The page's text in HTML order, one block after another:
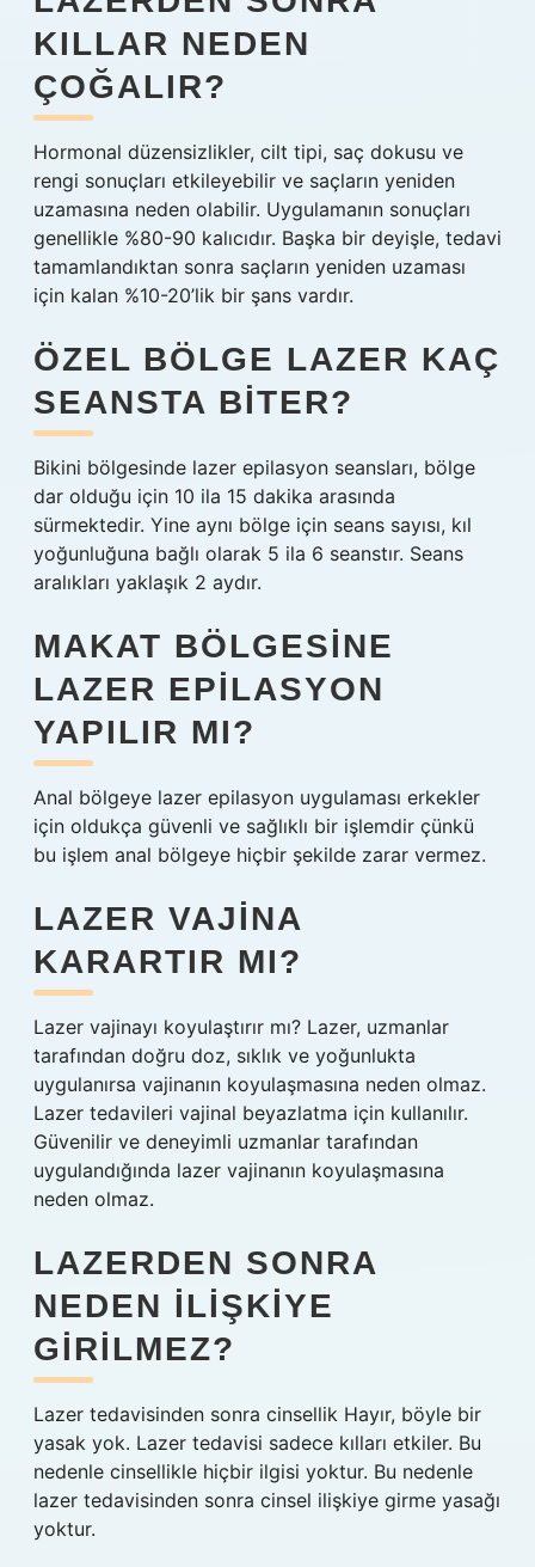
KILLAR NEDEN
ÇOĞALIR?
Hormonal düzensizlikler, cilt tipi, saç dokusu ve
rengi sonuçları etkileyebilir ve saçların yeniden
uzamasına neden olabilir. Uygulamanın sonuçları
genellikle %80-90 kalıcıdır. Başka bir deyişle, tedavi
tamamlandıktan sonra saçların yeniden uzaması
için kalan %10-20’lik bir şans vardır.
ÖZEL BÖLGE LAZER KAÇ
SEANSTA BITER?
Bikini bölgesinde lazer epilasyon seansları, bölge
dar olduğu için 10 ila 15 dakika arasında
sürmektedir. Yine aynı bölge için seans sayısı, kıl
yoğunluğuna bağlı olarak 5 ila 6 seanstır. Seans
aralıkları yaklaşık 2 aydır.
MAKAT BÖLGESINE
LAZER EPILASYON
YAPILIR MI?
Anal bölgeye lazer epilasyon uygulaması erkekler
için oldukça güvenli ve sağlıklı bir işlemdir çünkü
bu işlem anal bölgeye hiçbir şekilde zarar vermez.
LAZER VAJINA
KARARTIR MI?
Lazer vajinayı koyulaştırır mı? Lazer, uzmanlar
tarafından doğru doz, sıklık ve yoğunlukta
uygulanırsa vajinanın koyulaşmasına neden olmaz.
Lazer tedavileri vajinal beyazlatma için kullanılır.
Güvenilir ve deneyimli uzmanlar tarafından
uygulandığında lazer vajinanın koyulaşmasına
neden olmaz.
LAZERDEN SONRA
NEDEN ILIŞKIYE
GIRILMEZ?
Lazer tedavisinden sonra cinsellik Hayır, böyle bir
yasak yok. Lazer tedavisi sadece kılları etkiler. Bu
nedenle cinsellikle hiçbir ilgisi yoktur. Bu nedenle
lazer tedavisinden sonra cinsel ilişkiye girme yasağı
yoktur.